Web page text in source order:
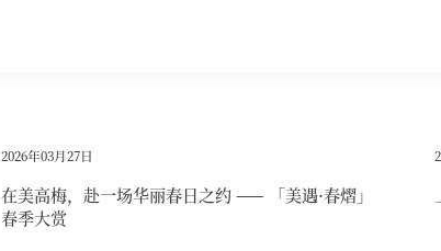
2026年03月27日
在美高梅，赴一场华丽春日之约 —— 「美遇·春熠」
春季大赏